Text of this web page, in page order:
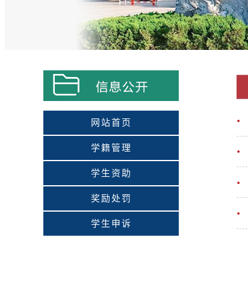
网站首页
学籍管理
学生资助
奖励处罚
学生申诉